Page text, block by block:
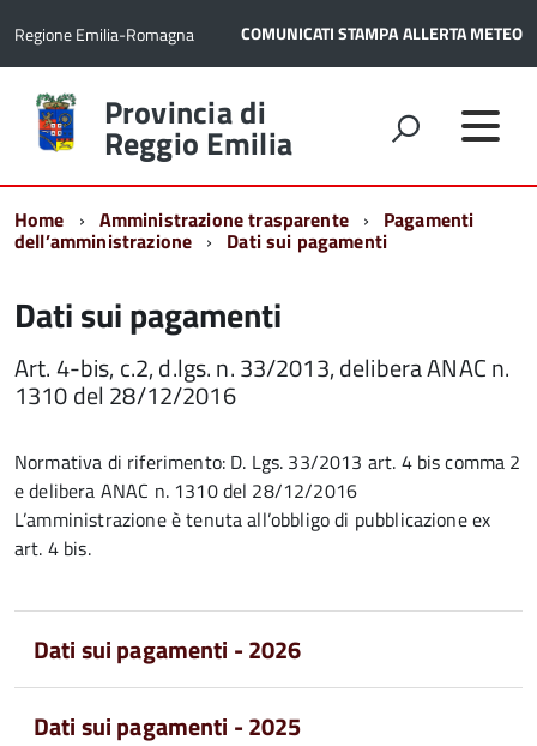
Regione Emilia-Romagna COMUNICATI STAMPAALLERTA METEO
Torna
alla
home
Provincia di
Reggio Emilia
Home Amministrazione trasparente Pagamenti
dell’amministrazione Dati sui pagamenti
Dati sui pagamenti
Art. 4-bis, c.2, d.lgs. n. 33/2013, delibera ANAC n.
1310 del 28/12/2016
Normativa di riferimento: D. Lgs. 33/2013 art. 4 bis comma 2
e delibera ANAC n. 1310 del 28/12/2016
L’amministrazione è tenuta all’obbligo di pubblicazione ex
art. 4 bis.
Dati sui pagamenti - 2026
Dati sui pagamenti - 2025